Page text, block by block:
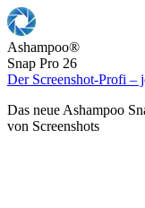
Ashampoo®
Snap Pro 26
Der Screenshot-Profi –
Das neue Ashampoo
von Screenshots